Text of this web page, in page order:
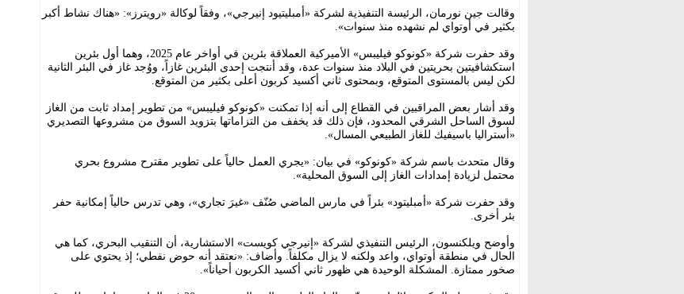
وقالت جين نورمان، الرئيسة التنفيذية لشركة «أمبليتيود إنيرجي»، وفقاً لوكالة «رويترز»: «هناك نشاط أكبر
بكثير في أوتواي لم نشهده منذ سنوات».
وقد حفرت شركة «كونوكو فيليبس» الأميركية العملاقة بئرين في أواخر عام 2025، وهما أول بئرين
استكشافيتين بحريتين في البلاد منذ سنوات عدة، وقد أنتجت إحدى البئرين غازاً، ووُجد غاز في البئر الثانية
لكن ليس بالمستوى المتوقع، وبمحتوى ثاني أكسيد كربون أعلى بكثير من المتوقع.
وقد أشار بعض المراقبين في القطاع إلى أنه إذا تمكنت «كونوكو فيليبس» من تطوير إمداد ثابت من الغاز
لسوق الساحل الشرقي المحدود، فإن ذلك قد يخفف من التزاماتها بتزويد السوق من مشروعها التصديري
«أستراليا باسيفيك للغاز الطبيعي المسال».
وقال متحدث باسم شركة «كونوكو» في بيان: «يجري العمل حالياً على تطوير مقترح مشروع بحري
محتمل لزيادة إمدادات الغاز إلى السوق المحلية».
وقد حفرت شركة «أمبليتود» بئراً في مارس الماضي صُنّف «غيرَ تجاري»، وهي تدرس حالياً إمكانية حفر
بئر أخرى.
وأوضح ويلكنسون، الرئيس التنفيذي لشركة «إنيرجي كويست» الاستشارية، أن التنقيب البحري، كما هي
الحال في منطقة أوتواي، واعد ولكنه لا يزال مكلفاً. وأضاف: «نعتقد أنه حوض نفطي؛ إذ يحتوي على
صخور ممتازة. المشكلة الوحيدة هي ظهور ثاني أكسيد الكربون أحياناً».